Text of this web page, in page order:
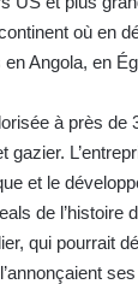
où en
Angola, en
à près
gazier.
et le
de
qui pourrait